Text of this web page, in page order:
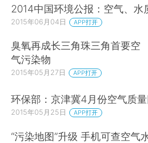
2014中国环境公报：空气、水
2015年06月04日 APP打开
臭氧再成长三角珠三角首要空
气污染物
2015年05月27日 APP打开
环保部：京津冀4月份空气质
2015年05月25日 APP打开
“污染地图”升级 手机可查空气